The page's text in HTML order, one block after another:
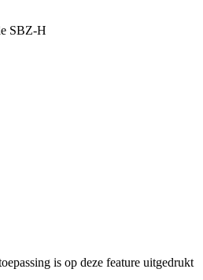
SBZ-H
is op deze feature uitgedrukt